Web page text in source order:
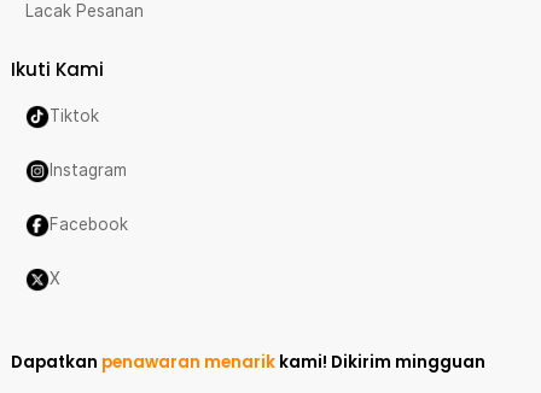
Lacak Pesanan
Ikuti Kami
Tiktok
Instagram
Facebook
X
Dapatkan penawaran menarik kami! Dikirim mingguan